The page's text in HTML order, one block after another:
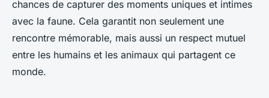
chances de capturer des moments uniques et intimes
avec la faune. Cela garantit non seulement une
rencontre mémorable, mais aussi un respect mutuel
entre les humains et les animaux qui partagent ce
monde.